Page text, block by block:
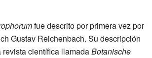
fue descrito por primera vez por
Gustav Reichenbach. Su descripción
científica llamadaBotanische